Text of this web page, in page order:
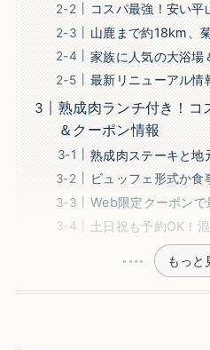
コスパ最強！安い
山鹿まで約18km、
家族に人気の大浴場
最新リニューアル情
熟成肉ランチ付き！コ
＆クーポン情報
熟成肉ステーキと地
ビュッフェ形式か食
Web限定クーポン
土日祝も予約OK！
もっと